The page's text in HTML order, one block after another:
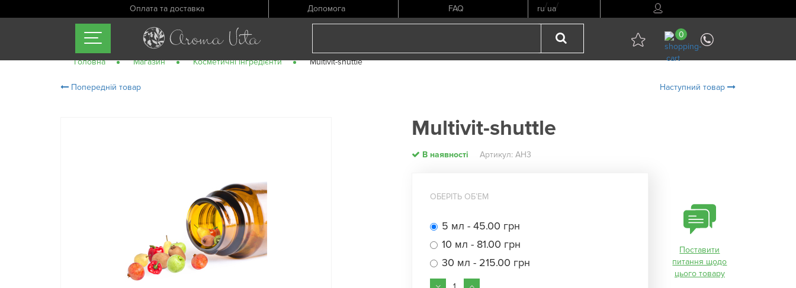
Оплата та доставка Допомога FAQ ru/ua/
0
Головна Магазин Косметичні інгредієнти Multivit-shuttle
Попередній товар Наступний товар
Multivit-shuttle
В наявності Артикул: АН3
ОБЕРІТЬ ОБʼЕМ
5 мл - 45.00 грн
10 мл - 81.00 грн
30 мл - 215.00 грн
Поставити
питання щодо
цього товару